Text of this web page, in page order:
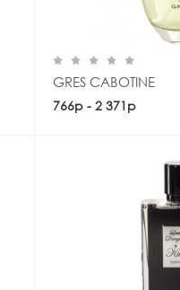
GRES CABOTINE
766р - 2 371р